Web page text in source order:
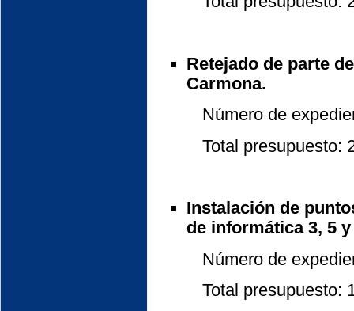
Retejado de parte
Carmona.
Número de
Total presupuesto:
Instalación de
de informática 3, 5
Número de
Total presupuesto: